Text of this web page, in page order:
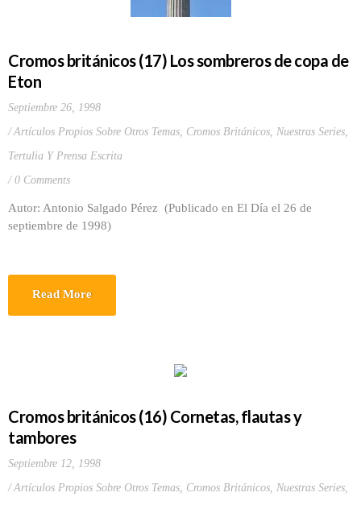
Cromos británicos (17) Los sombreros de copa de
Eton
Septiembre 26, 1998
Artículos Propios Sobre Otros Temas, Cromos Británicos, Nuestras Series,
Tertulia Y Prensa Escrita
0 Comments
Autor: Antonio Salgado Pérez (Publicado en El Día el 26 de
septiembre de 1998)
Read More
Cromos británicos (16) Cornetas, flautas y
tambores
Septiembre 12, 1998
Artículos Propios Sobre Otros Temas, Cromos Británicos, Nuestras Series,